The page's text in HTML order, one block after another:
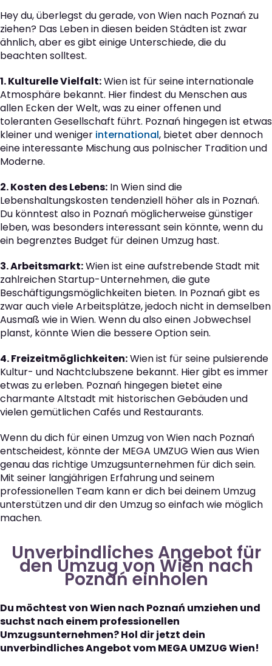
Hey du, überlegst du gerade, von Wien nach Poznań zu
ziehen? Das Leben in diesen beiden Städten ist zwar
ähnlich, aber es gibt einige Unterschiede, die du
beachten solltest.
1. Kulturelle Vielfalt:Wien ist für seine internationale
Atmosphäre bekannt. Hier findest du Menschen aus
allen Ecken der Welt, was zu einer offenen und
toleranten Gesellschaft führt. Poznań hingegen ist etwas
kleiner und weniger international, bietet aber dennoch
eine interessante Mischung aus polnischer Tradition und
Moderne.
2. Kosten des Lebens: In Wien sind die
Lebenshaltungskosten tendenziell höher als in Poznań.
Du könntest also in Poznań möglicherweise günstiger
leben, was besonders interessant sein könnte, wenn du
ein begrenztes Budget für deinen Umzug hast.
3. Arbeitsmarkt:Wien ist eine aufstrebende Stadt mit
zahlreichen Startup-Unternehmen, die gute
Beschäftigungsmöglichkeiten bieten. In Poznań gibt es
zwar auch viele Arbeitsplätze, jedoch nicht in demselben
Ausmaß wie in Wien. Wenn du also einen Jobwechsel
planst, könnte Wien die bessere Option sein.
4. Freizeitmöglichkeiten:Wien ist für seine pulsierende
Kultur- und Nachtclubszene bekannt. Hier gibt es immer
etwas zu erleben. Poznań hingegen bietet eine
charmante Altstadt mit historischen Gebäuden und
vielen gemütlichen Cafés und Restaurants.
Wenn du dich für einen Umzug von Wien nach Poznań
entscheidest, könnte der MEGA UMZUG Wien aus Wien
genau das richtige Umzugsunternehmen für dich sein.
Mit seiner langjährigen Erfahrung und seinem
professionellen Team kann er dich bei deinem Umzug
unterstützen und dir den Umzug so einfach wie möglich
machen.
Unverbindliches Angebot für
den Umzug von Wien nach
Poznań einholen
Du möchtest von Wien nach Poznań umziehen und
suchst nach einem professionellen
Umzugsunternehmen? Hol dir jetzt dein
unverbindliches Angebot vom MEGA UMZUG Wien!